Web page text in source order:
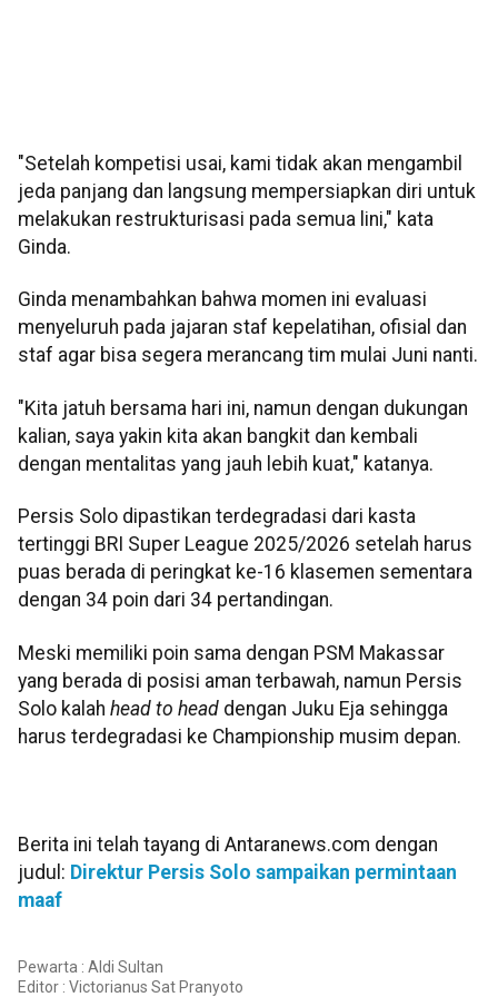
"Setelah kompetisi usai, kami tidak akan mengambil
jeda panjang dan langsung mempersiapkan diri untuk
melakukan restrukturisasi pada semua lini," kata
Ginda.
Ginda menambahkan bahwa momen ini evaluasi
menyeluruh pada jajaran staf kepelatihan, ofisial dan
staf agar bisa segera merancang tim mulai Juni nanti.
"Kita jatuh bersama hari ini, namun dengan dukungan
kalian, saya yakin kita akan bangkit dan kembali
dengan mentalitas yang jauh lebih kuat," katanya.
Persis Solo dipastikan terdegradasi dari kasta
tertinggi BRI Super League 2025/2026 setelah harus
puas berada di peringkat ke-16 klasemen sementara
dengan 34 poin dari 34 pertandingan.
Meski memiliki poin sama dengan PSM Makassar
yang berada di posisi aman terbawah, namun Persis
Solo kalah head to head dengan Juku Eja sehingga
harus terdegradasi ke Championship musim depan.
Berita ini telah tayang di Antaranews.com dengan
judul: Direktur Persis Solo sampaikan permintaan
maaf
Pewarta : Aldi Sultan
Editor : Victorianus Sat Pranyoto